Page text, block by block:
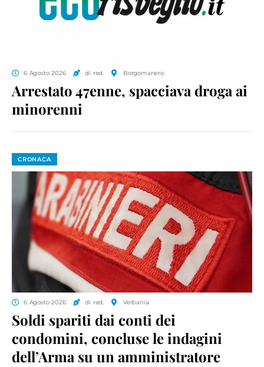
6 Agosto 2026 di red. Borgomanero
Arrestato 47enne, spacciava droga ai
minorenni
CRONACA
6 Agosto 2026 di red. Verbania
Soldi spariti dai conti dei
condomini, concluse le indagini
dell’Arma su un amministratore